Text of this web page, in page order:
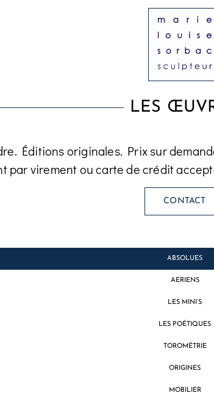
LES
Éditions originales. Prix sur
par virement ou carte de crédit
CONTACT
ABSOLUES
AERIENS
LES MINI’S
LES POÉTIQUES
TOROMÉTRIE
ORIGINES
MOBILIER